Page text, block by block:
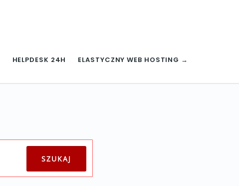
HELPDESK 24H ELASTYCZNY WEB HOSTING →